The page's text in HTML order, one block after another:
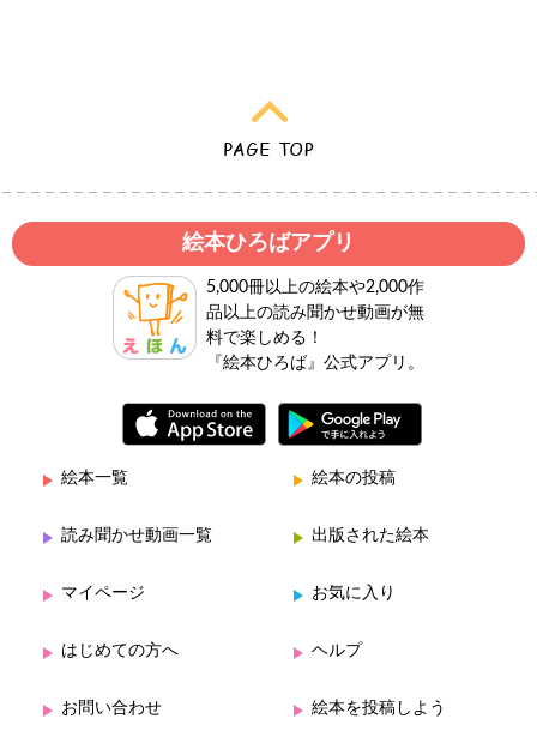
絵本ひろばアプリ
5,000冊以上の絵本や2,000作
品以上の読み聞かせ動画が無
料で楽しめる！
『絵本ひろば』公式アプリ。
絵本一覧 絵本の投稿
読み聞かせ動画一覧 出版された絵本
マイページ お気に入り
はじめての方へ ヘルプ
お問い合わせ 絵本を投稿しよう